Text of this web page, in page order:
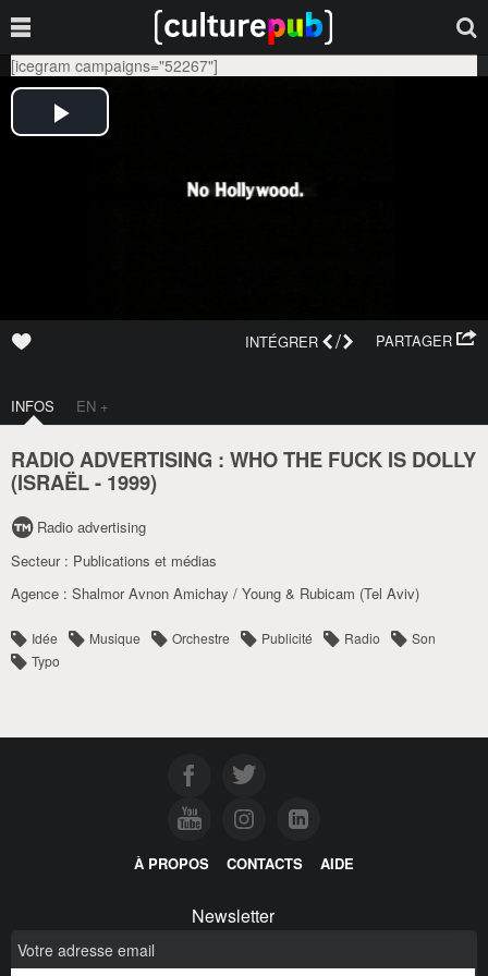
[icegram campaigns="52267"]
PARTAGER
INTÉGRER /
INFOS EN +
RADIO ADVERTISING : WHO THE FUCK IS DOLLY
(ISRAËL- 1999)
Radio advertising
Secteur : Publications et médias
Agence : Shalmor Avnon Amichay / Young & Rubicam (Tel Aviv)
Idée Musique Orchestre Publicité Radio
Son
Typo
À PROPOS CONTACTS AIDE
Newsletter